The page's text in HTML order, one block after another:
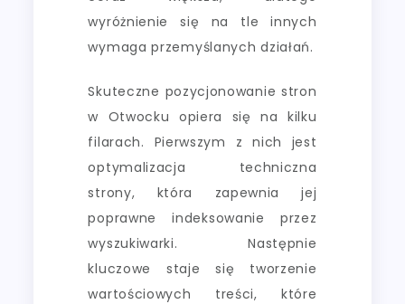
wyróżnienie się na tle innych
wymaga przemyślanych działań.
Skuteczne pozycjonowanie stron
w Otwocku opiera się na kilku
filarach. Pierwszym z nich jest
optymalizacja techniczna
strony, która zapewnia jej
poprawne indeksowanie przez
wyszukiwarki. Następnie
kluczowe staje się tworzenie
wartościowych treści, które